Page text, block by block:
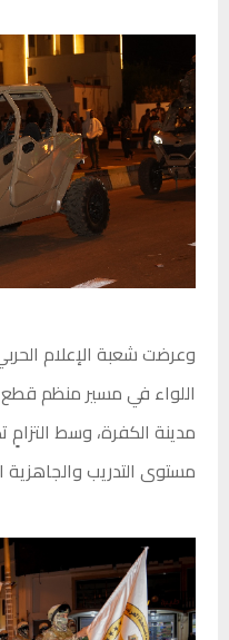
وعرضت شعبة الإعلام
اللواء في مسير منظم
مدينة الكفرة، وسط
مستوى التدريب والجاهزية